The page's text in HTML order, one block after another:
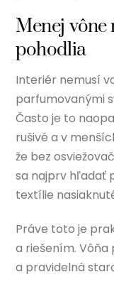
Menej vône
pohodlia
Interiér nemusí
parfumovanými
Často je to
rušivé a v
že bez
sa najprv hľadať
textílie
Práve toto je
a riešením.
a pravidelná